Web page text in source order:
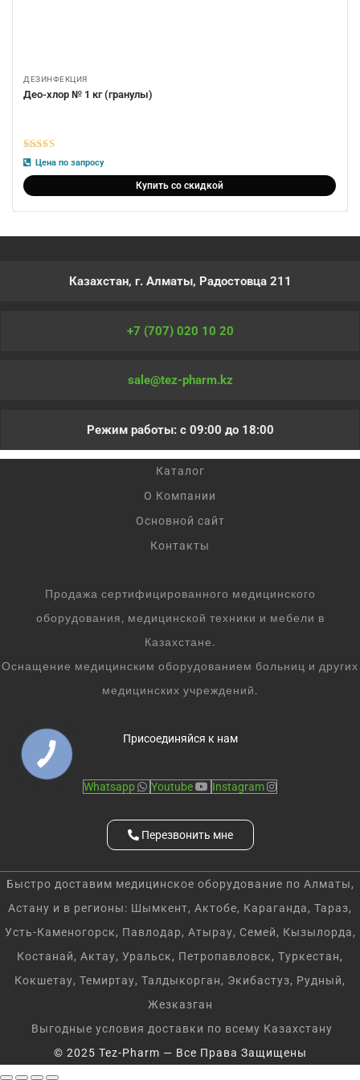
ДЕЗИНФЕКЦИЯ
Део-хлор № 1 кг (гранулы)
5из 5
Цена по запросу
Купить со скидкой
Казахстан, г. Алматы, Радостовца 211
+7 (707) 020 10 20
sale@tez-pharm.kz
Режим работы: с 09:00 до 18:00
Каталог
О Компании
Основной сайт
Контакты
Продажа сертифицированного медицинского
оборудования, медицинской техники и мебели в
Казахстане.
Оснащение медицинским оборудованием больниц и других
медицинских учреждений.
Присоединяйся к нам
Whatsapp Youtube Instagram
Перезвонить мне
Быстро доставим медицинское оборудование по Алматы,
Астану и в регионы: Шымкент, Актобе, Караганда, Тараз,
Усть-Каменогорск, Павлодар, Атырау, Семей, Кызылорда,
Костанай, Актау, Уральск, Петропавловск, Туркестан,
Кокшетау, Темиртау, Талдыкорган, Экибастуз, Рудный,
Жезказган
Выгодные условия доставки по всему Казахстану
© 2025 Tez-Pharm — Все Права Защищены